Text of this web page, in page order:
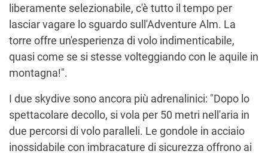
liberamente selezionabile, c'è tutto il tempo per
lasciar vagare lo sguardo sull'Adventure Alm. La
torre offre un'esperienza di volo indimenticabile,
quasi come se si stesse volteggiando con le aquile in
montagna!".
I due skydive sono ancora più adrenalinici: "Dopo lo
spettacolare decollo, si vola per 50 metri nell'aria in
due percorsi di volo paralleli. Le gondole in acciaio
inossidabile con imbracature di sicurezza offrono ai